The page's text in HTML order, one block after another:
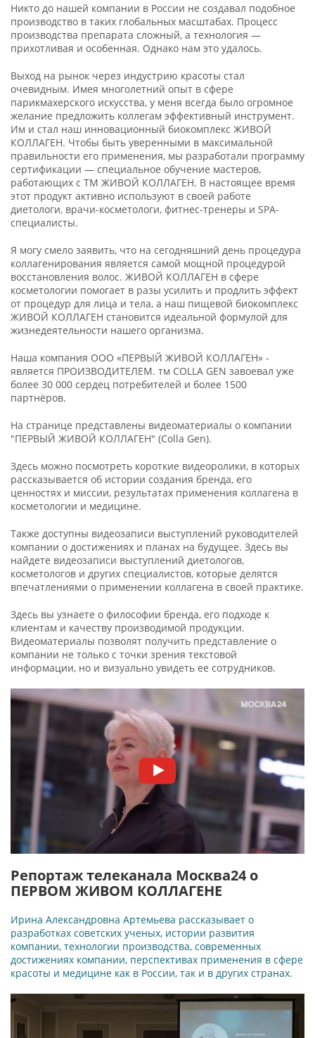
Никто до нашей компании в России не создавал подобное
производство в таких глобальных масштабах. Процесс
производства препарата сложный, а технология —
прихотливая и особенная. Однако нам это удалось.
Выход на рынок через индустрию красоты стал
очевидным. Имея многолетний опыт в сфере
парикмахерского искусства, у меня всегда было огромное
желание предложить коллегам эффективный инструмент.
Им и стал наш инновационный биокомплекс ЖИВОЙ
КОЛЛАГЕН. Чтобы быть уверенными в максимальной
правильности его применения, мы разработали программу
сертификации — специальное обучение мастеров,
работающих с ТМ ЖИВОЙ КОЛЛАГЕН. В настоящее время
этот продукт активно используют в своей работе
диетологи, врачи-косметологи, фитнес-тренеры и SPA-
специалисты.
Я могу смело заявить, что на сегодняшний день процедура
коллагенирования является самой мощной процедурой
восстановления волос. ЖИВОЙ КОЛЛАГЕН в сфере
косметологии помогает в разы усилить и продлить эффект
от процедур для лица и тела, а наш пищевой биокомплекс
ЖИВОЙ КОЛЛАГЕН становится идеальной формулой для
жизнедеятельности нашего организма.
Наша компания ООО «ПЕРВЫЙ ЖИВОЙ КОЛЛАГЕН» -
является ПРОИЗВОДИТЕЛЕМ. тм COLLA GEN завоевал уже
более 30 000 сердец потребителей и более 1500
партнёров.
На странице представлены видеоматериалы о компании
"ПЕРВЫЙ ЖИВОЙ КОЛЛАГЕН" (Сolla Gen).
Здесь можно посмотреть короткие видеоролики, в которых
рассказывается об истории создания бренда, его
ценностях и миссии, результатах применения коллагена в
косметологии и медицине.
Также доступны видеозаписи выступлений руководителей
компании о достижениях и планах на будущее. Здесь вы
найдете видеозаписи выступлений диетологов,
косметологов и других специалистов, которые делятся
впечатлениями о применении коллагена в своей практике.
Здесь вы узнаете о философии бренда, его подходе к
клиентам и качеству производимой продукции.
Видеоматериалы позволят получить представление о
компании не только с точки зрения текстовой
информации, но и визуально увидеть ее сотрудников.
Репортаж телеканала Москва24 о
ПЕРВОМ ЖИВОМ КОЛЛАГЕНЕ
Ирина Александровна Артемьева рассказывает о
разработках советских ученых, истории развития
компании, технологии производства, современных
достижениях компании, перспективах применения в сфере
красоты и медицине как в России, так и в других странах.